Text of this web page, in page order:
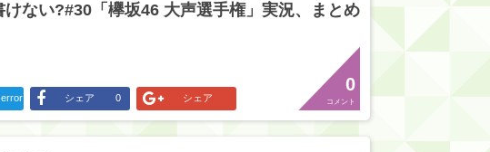
けない?#30「欅坂46 大声選手権」実況、まとめ
0
コメント
error シェア 0 シェア